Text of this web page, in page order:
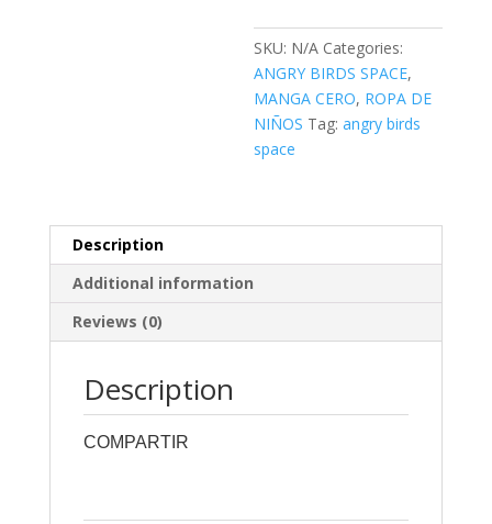
MM05
quantity
SKU: N/A Categories:
ANGRY BIRDS SPACE,
MANGA CERO, ROPA DE
NIÑOS Tag:angry birds
space
Description
Additional information
Reviews (0)
Description
COMPARTIR